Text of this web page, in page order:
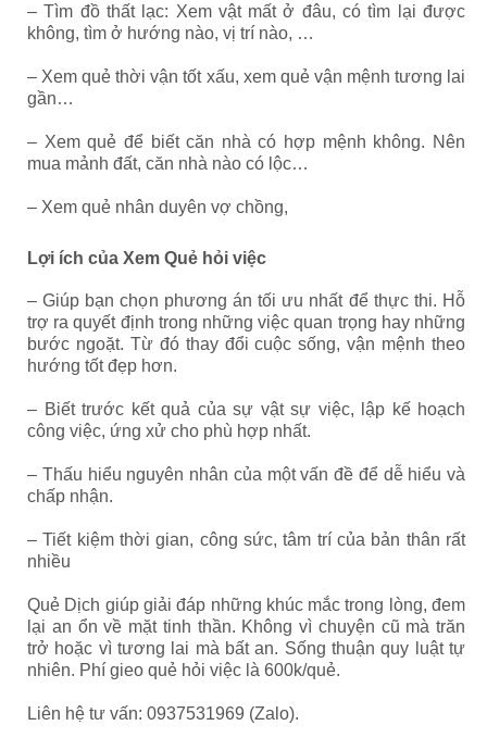
– Tìm đồ thất lạc: Xem vật mất ở đâu, có tìm lại được
không, tìm ở hướng nào, vị trí nào, …
– Xem quẻ thời vận tốt xấu, xem quẻ vận mệnh tương lai
gần…
– Xem quẻ để biết căn nhà có hợp mệnh không. Nên
mua mảnh đất, căn nhà nào có lộc…
– Xem quẻ nhân duyên vợ chồng,
Lợi ích của Xem Quẻ hỏi việc
– Giúp bạn chọn phương án tối ưu nhất để thực thi. Hỗ
trợ ra quyết định trong những việc quan trọng hay những
bước ngoặt. Từ đó thay đổi cuộc sống, vận mệnh theo
hướng tốt đẹp hơn.
– Biết trước kết quả của sự vật sự việc, lập kế hoạch
công việc, ứng xử cho phù hợp nhất.
– Thấu hiểu nguyên nhân của một vấn đề để dễ hiểu và
chấp nhận.
– Tiết kiệm thời gian, công sức, tâm trí của bản thân rất
nhiều
Quẻ Dịch giúp giải đáp những khúc mắc trong lòng, đem
lại an ổn về mặt tinh thần. Không vì chuyện cũ mà trăn
trở hoặc vì tương lai mà bất an. Sống thuận quy luật tự
nhiên. Phí gieo quẻ hỏi việc là 600k/quẻ.
Liên hệ tư vấn: 0937531969 (Zalo).